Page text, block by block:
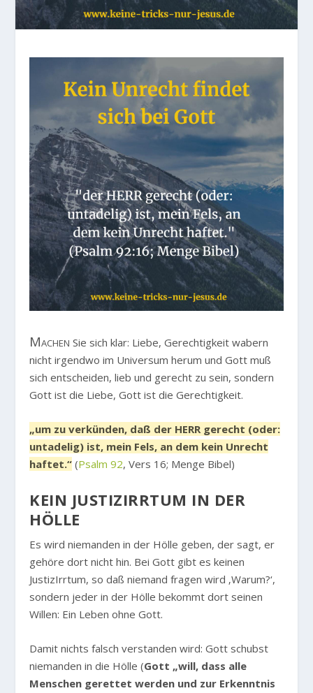
Machen Sie sich klar: Liebe, Gerechtigkeit wabern
nicht irgendwo im Universum herum und Gott muß
sich entscheiden, lieb und gerecht zu sein, sondern
Gott ist die Liebe, Gott ist die Gerechtigkeit.
„um zu verkünden, daß der HERR gerecht (oder:
untadelig) ist, mein Fels, an dem kein Unrecht
haftet.“ (Psalm 92, Vers 16; Menge Bibel)
KEIN JUSTIZIRRTUM IN DER
HÖLLE
Es wird niemanden in der Hölle geben, der sagt, er
gehöre dort nicht hin. Bei Gott gibt es keinen
JustizIrrtum, so daß niemand fragen wird ‚Warum?‘,
sondern jeder in der Hölle bekommt dort seinen
Willen: Ein Leben ohne Gott.
Damit nichts falsch verstanden wird: Gott schubst
niemanden in die Hölle (Gott „will, dass alle
Menschen gerettet werden und zur Erkenntnis